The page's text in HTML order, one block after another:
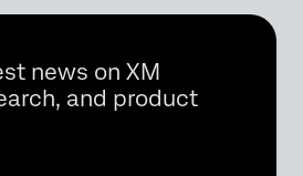
news on XM
and product